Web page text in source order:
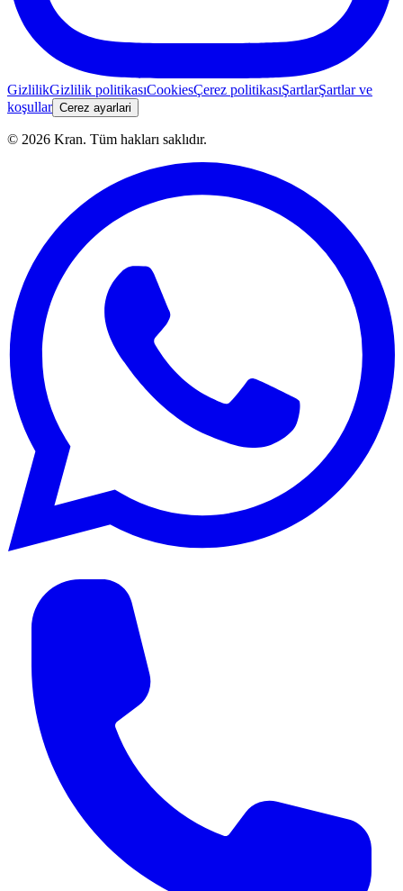
GizlilikGizlilik politikasıCookiesÇerez politikasıŞartlarŞartlar ve
koşullar Cerez ayarlari
© 2026 Kran. Tüm hakları saklıdır.